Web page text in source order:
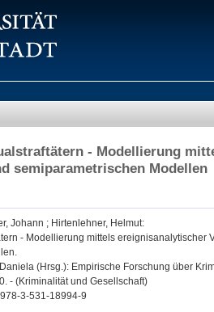
- Modellierung
semiparametrischen Modellen
Johann ; Hirtenlehner, Helmut:
- Modellierung mittels ereignisanalytischer
(Hrsg.): Empirische Forschung über
- (Kriminalität und Gesellschaft)
3-531-18994-9